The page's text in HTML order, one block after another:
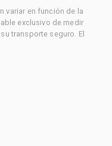
variar en función de la
exclusivo de medir
transporte seguro. El